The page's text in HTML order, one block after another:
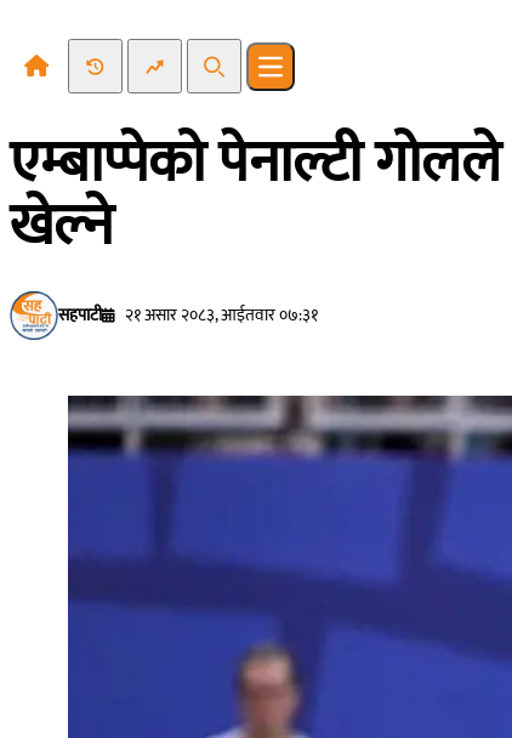
Recent NewsTrending News
SearchOpen main menu
एम्बाप्पेको पेनाल्टी
खेल्ने
सहपाटी २१ असार २०८३, आईतवार ०७:३१